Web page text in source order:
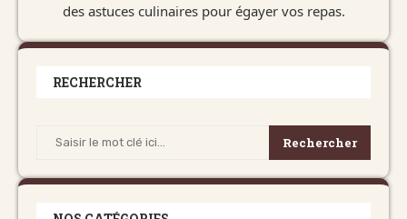
des astuces culinaires pour égayer vos repas.
RECHERCHER
Rechercher